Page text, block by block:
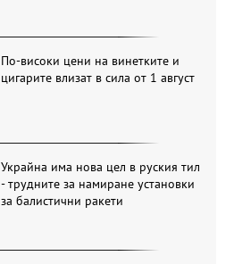
По-високи цени на винетките и
цигарите влизат в сила от 1 август
Украйна има нова цел в руския тил
- трудните за намиране установки
за балистични ракети